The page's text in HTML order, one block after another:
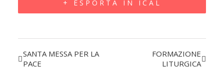
+ ESPORTA IN ICAL
Evento
SANTA MESSA PER LA
PACE
FORMAZIONE
LITURGICA